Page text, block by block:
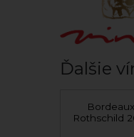
Ďalšie
Rothschild